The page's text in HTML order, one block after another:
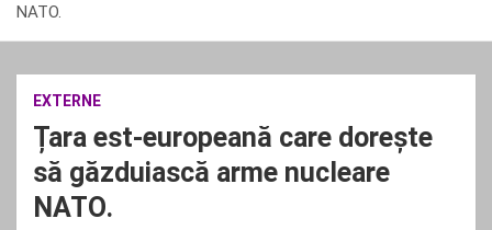
NATO.
EXTERNE
Țara est-europeană care dorește
să găzduiască arme nucleare
NATO.